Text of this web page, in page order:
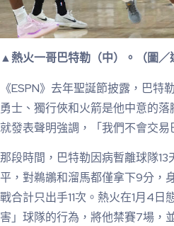
▲熱火一哥巴特勒（中）。（圖／
《ESPN》去年聖誕節披露，巴特
勇士、獨行俠和火箭是他中意的落
就發表聲明強調，「我們不會交易
那段時間，巴特勒因病暫離球隊
平，對鵜鶘和溜馬都僅拿下9分，
戰合計只出手11次。熱火在1月4
害」球隊的行為，將他禁賽7場，